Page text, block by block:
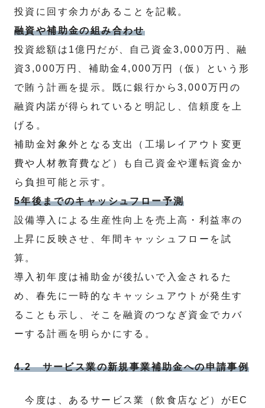
投資に回す余力があることを記載。
融資や補助金の組み合わせ
投資総額は1億円だが、自己資金3,000万円、融
資3,000万円、補助金4,000万円（仮）という形
で賄う計画を提示。既に銀行から3,000万円の
融資内諾が得られていると明記し、信頼度を上
げる。
補助金対象外となる支出（工場レイアウト変更
費や人材教育費など）も自己資金や運転資金か
ら負担可能と示す。
5年後までのキャッシュフロー予測
設備導入による生産性向上を売上高・利益率の
上昇に反映させ、年間キャッシュフローを試
算。
導入初年度は補助金が後払いで入金されるた
め、春先に一時的なキャッシュアウトが発生す
ることも示し、そこを融資のつなぎ資金でカバ
ーする計画を明らかにする。
4.2 サービス業の新規事業補助金への申請事例
今度は、あるサービス業（飲食店など）がEC